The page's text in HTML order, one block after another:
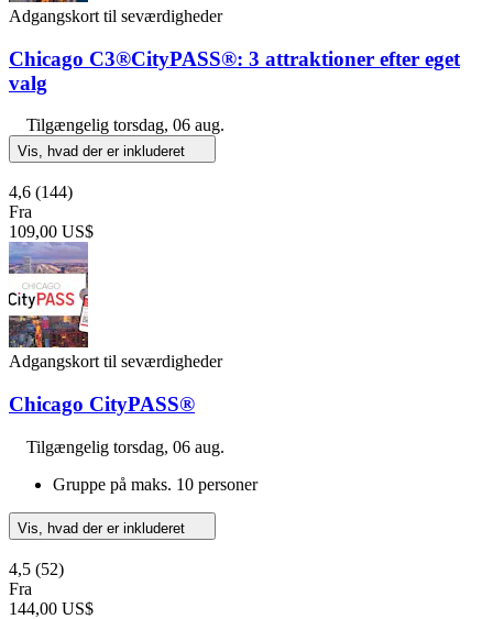
Adgangskort til seværdigheder
Chicago C3®CityPASS®: 3 attraktioner efter eget
valg
Tilgængelig torsdag, 06 aug.
Vis, hvad der er inkluderet
4,6 (144)
Fra
109,00 US$
Adgangskort til seværdigheder
Chicago CityPASS®
Tilgængelig torsdag, 06 aug.
Gruppe på maks. 10 personer
Vis, hvad der er inkluderet
4,5 (52)
Fra
144,00 US$